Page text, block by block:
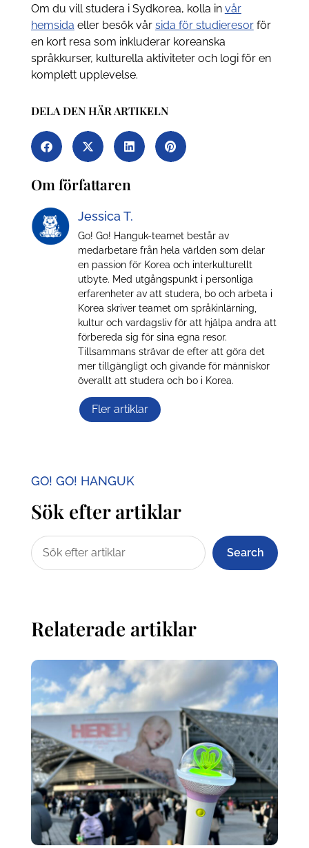
Om du vill studera i Sydkorea, kolla in vår
hemsida eller besök vår sida för studieresorför
en kort resa som inkluderar koreanska
språkkurser, kulturella aktiviteter och logi för en
komplett upplevelse.
DELA DEN HÄR ARTIKELN
Om författaren
Jessica T.
Go! Go! Hanguk-teamet består av
medarbetare från hela världen som delar
en passion för Korea och interkulturellt
utbyte. Med utgångspunkt i personliga
erfarenheter av att studera, bo och arbeta i
Korea skriver teamet om språkinlärning,
kultur och vardagsliv för att hjälpa andra att
förbereda sig för sina egna resor.
Tillsammans strävar de efter att göra det
mer tillgängligt och givande för människor
överallt att studera och bo i Korea.
Fler artiklar
GO! GO! HANGUK
Sök efter artiklar
Search
Relaterade artiklar